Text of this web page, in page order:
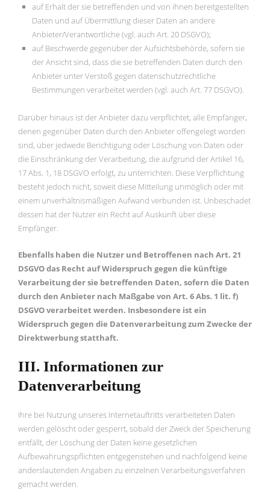
auf Erhalt der sie betreffenden und von ihnen bereitgestellten
Daten und auf Übermittlung dieser Daten an andere
Anbieter/Verantwortliche (vgl. auch Art. 20 DSGVO);
auf Beschwerde gegenüber der Aufsichtsbehörde, sofern sie
der Ansicht sind, dass die sie betreffenden Daten durch den
Anbieter unter Verstoß gegen datenschutzrechtliche
Bestimmungen verarbeitet werden (vgl. auch Art. 77 DSGVO).
Darüber hinaus ist der Anbieter dazu verpflichtet, alle Empfänger,
denen gegenüber Daten durch den Anbieter offengelegt worden
sind, über jedwede Berichtigung oder Löschung von Daten oder
die Einschränkung der Verarbeitung, die aufgrund der Artikel 16,
17 Abs. 1, 18 DSGVO erfolgt, zu unterrichten. Diese Verpflichtung
besteht jedoch nicht, soweit diese Mitteilung unmöglich oder mit
einem unverhältnismäßigen Aufwand verbunden ist. Unbeschadet
dessen hat der Nutzer ein Recht auf Auskunft über diese
Empfänger.
Ebenfalls haben die Nutzer und Betroffenen nach Art. 21
DSGVO das Recht auf Widerspruch gegen die künftige
Verarbeitung der sie betreffenden Daten, sofern die Daten
durch den Anbieter nach Maßgabe von Art. 6 Abs. 1 lit. f)
DSGVO verarbeitet werden. Insbesondere ist ein
Widerspruch gegen die Datenverarbeitung zum Zwecke der
Direktwerbung statthaft.
III. Informationen zur
Datenverarbeitung
Ihre bei Nutzung unseres Internetauftritts verarbeiteten Daten
werden gelöscht oder gesperrt, sobald der Zweck der Speicherung
entfällt, der Löschung der Daten keine gesetzlichen
Aufbewahrungspflichten entgegenstehen und nachfolgend keine
anderslautenden Angaben zu einzelnen Verarbeitungsverfahren
gemacht werden.